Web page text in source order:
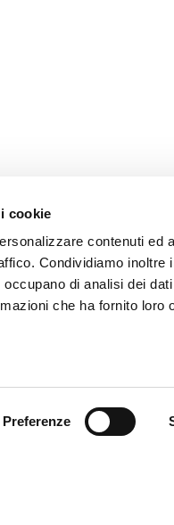
cookie
contenuti ed
Condividiamo
di analisi dei
che ha fornito loro
Preferenze